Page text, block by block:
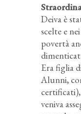
Deiva è
scelte e
povertà
Era figlia
Alunni,
veniva